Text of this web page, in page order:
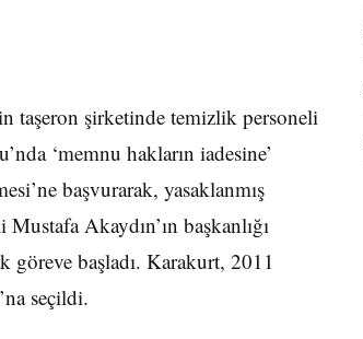
taşeron şirketinde temizlik personeli
‘memnu hakların iadesine’
başvurarak, yasaklanmış
Akaydın’ın başkanlığı
başladı. Karakurt, 2011
seçildi.